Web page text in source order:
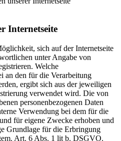
Internetseite
sich auf der Internetseite
unter Angabe von
Welche
an den für die Verarbeitung
ergibt sich aus der jeweiligen
verwendet wird. Die von
personenbezogenen Daten
Verwendung bei dem für die
für eigene Zwecke erhoben und
Grundlage für die Erbringung
Art. 6 Abs. 1 lit b. DSGVO.